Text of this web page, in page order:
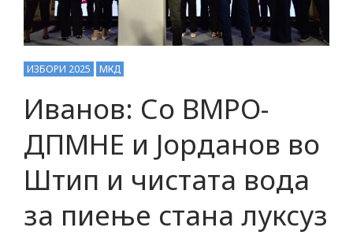
ИЗБОРИ 2025 МКД
Иванов: Со ВМРО-
ДПМНЕ и Јорданов во
Штип и чистата вода
за пиење стана луксуз